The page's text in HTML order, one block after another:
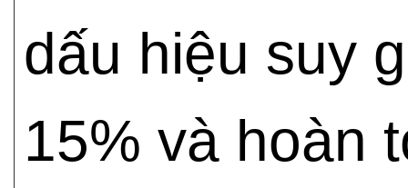
dấu hiệu suy
15% và hoàn